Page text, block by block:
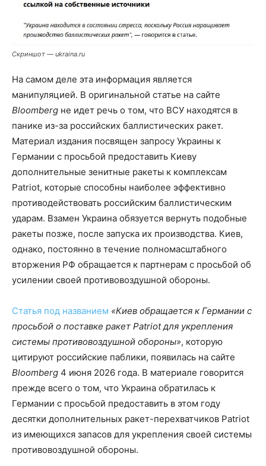
Скриншот — ukraina.ru
На самом деле эта информация является
манипуляцией. В оригинальной статье на сайте
Bloomberg не идет речь о том, что ВСУ находятся в
панике из-за российских баллистических ракет.
Материал издания посвящен запросу Украины к
Германии с просьбой предоставить Киеву
дополнительные зенитные ракеты к комплексам
Patriot, которые способны наиболее эффективно
противодействовать российским баллистическим
ударам. Взамен Украина обязуется вернуть подобные
ракеты позже, после запуска их производства. Киев,
однако, постоянно в течение полномасштабного
вторжения РФ обращается к партнерам с просьбой об
усилении своей противовоздушной обороны.
Статья под названием «Киев обращается к Германии с
просьбой о поставке ракет Patriot для укрепления
системы противовоздушной обороны», которую
цитируют российские паблики, появилась на сайте
Bloomberg 4 июня 2026 года. В материале говорится
прежде всего о том, что Украина обратилась к
Германии с просьбой предоставить в этом году
десятки дополнительных ракет-перехватчиков Patriot
из имеющихся запасов для укрепления своей системы
противовоздушной обороны.